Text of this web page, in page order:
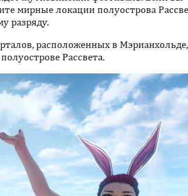
мирные локации полуострова
разряду.
расположенных в
Рассвета.